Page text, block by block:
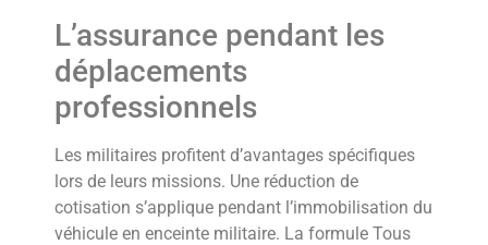
L’assurance pendant les
déplacements
professionnels
Les militaires profitent d’avantages spécifiques
lors de leurs missions. Une réduction de
cotisation s’applique pendant l’immobilisation du
véhicule en enceinte militaire. La formule Tous